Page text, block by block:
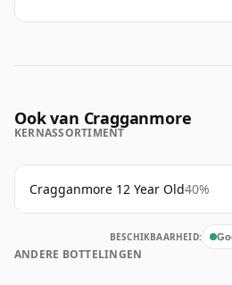
Ook van Cragganmore
KERNASSORTIMENT
Cragganmore 12 Year Old40%
BESCHIKBAARHEID:
ANDERE BOTTELINGEN